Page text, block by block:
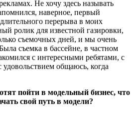
Не хочу здесь называть
наверное, первый
перерыва в моих
ролик для известной газировки,
съемочных дней, и мы очень
съемка в бассейне, в частном
с интересными ребятами, с
общаюсь, когда
пойти в модельный бизнес, что
свой путь в модели?